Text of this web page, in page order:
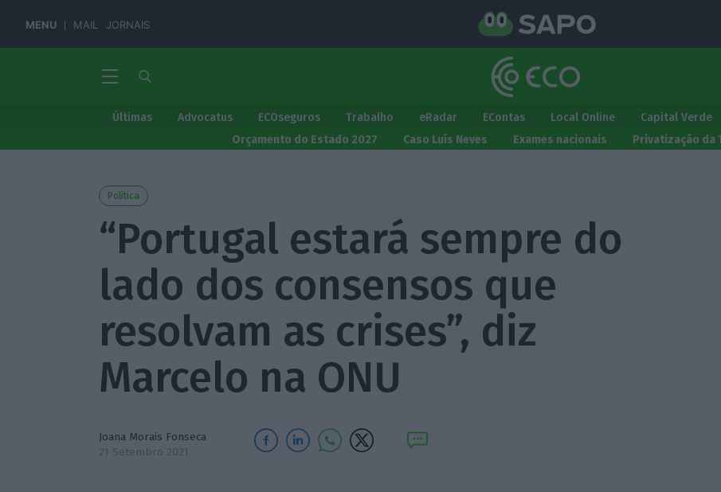
MENU MAIL JORNAIS
Últimas Advocatus ECOseguros Trabalho eRadar EContas Local Online Capital Verde
Orçamento do Estado 2027
Caso Luís Neves Exames nacionais Privatização da
Política
“Portugal estará sempre do
lado dos consensos que
resolvam as crises”, diz
Marcelo na ONU
Joana Morais Fonseca
21 Setembro 2021